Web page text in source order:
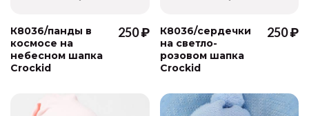
К8036/панды в
космосе на
небесном шапка
Crockid
250 ₽
К8036/сердечки
на светло-
розовом шапка
Crockid
250 ₽